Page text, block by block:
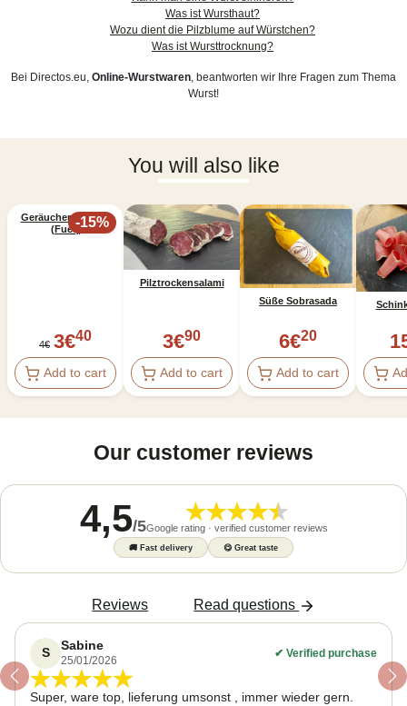
Was ist Wursthaut?
Wozu dient die Pilzblume auf Würstchen?
Was ist Wursttrocknung?
Bei Directos.eu, Online-Wurstwaren, beantworten wir Ihre Fragen zum Thema
Wurst!
You will also like
-15%
Geräucherte Wurst
(Fuet)
4€ 3€40
Add to cart
Pilztrockensalami
3€90
Add to cart
Süße Sobrasada
6€20
Add to cart
Our customer reviews
4,5/5Google rating · verified customer reviews
🚚 Fast delivery 😋Great taste
Reviews Read questions
S
Sabine
25/01/2026
✔ Verified purchase
Super, ware top, lieferung umsonst , immer wieder gern.
Previous